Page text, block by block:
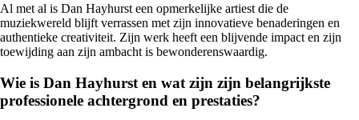
Al met al is Dan Hayhurst een opmerkelijke artiest die de
muziekwereld blijft verrassen met zijn innovatieve benaderingen en
authentieke creativiteit. Zijn werk heeft een blijvende impact en zijn
toewijding aan zijn ambacht is bewonderenswaardig.
Wie is Dan Hayhurst en wat zijn zijn belangrijkste
professionele achtergrond en prestaties?